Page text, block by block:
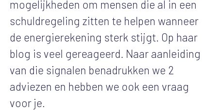
mogelijkheden om mensen die al in een
schuldregeling zitten te helpen wanneer
de energierekening sterk stijgt. Op haar
blog is veel gereageerd. Naar aanleiding
van die signalen benadrukken we 2
adviezen en hebben we ook een vraag
voor je.